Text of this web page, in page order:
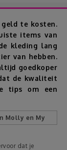
geld te kosten.
items van
kleding lang
van hebben.
goedkoper
de kwaliteit
tips om een
dat je